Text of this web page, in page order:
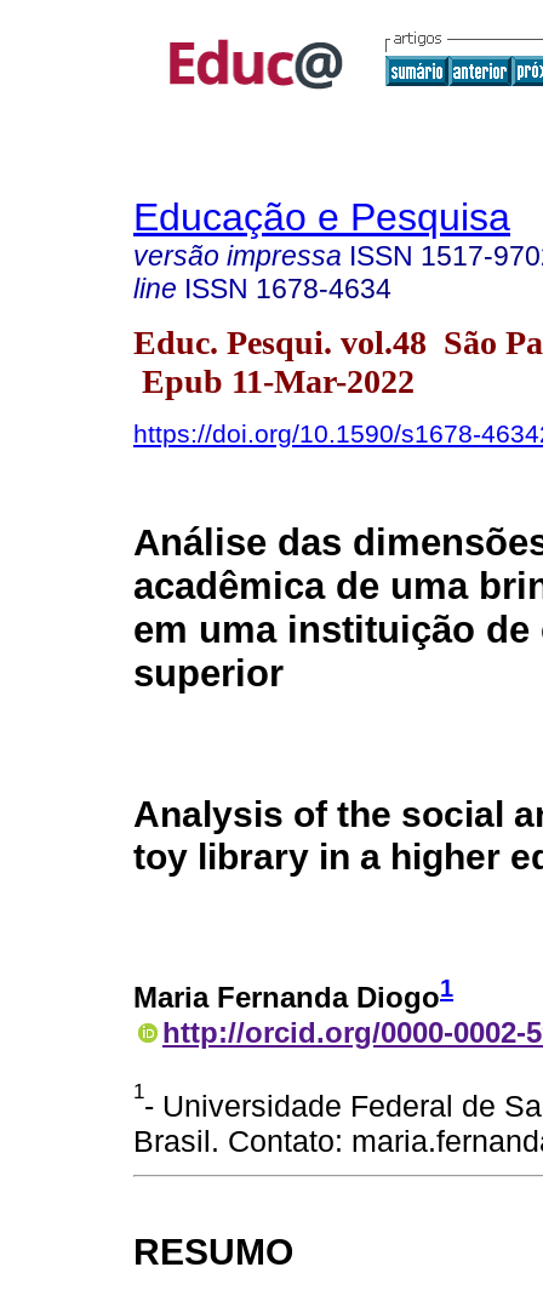
Educação e Pesquisa
versão impressa ISSN 1517-
line ISSN 1678-4634
Educ. Pesqui. vol.48 São
Epub 11-Mar-2022
https://doi.org/10.1590/s1678-
Análise das
acadêmica de uma
em uma instituição de
superior
Analysis of the social
toy library in a higher
Maria Fernanda Diogo1
http://orcid.org/0000-0002-
1- Universidade Federal de
Brasil. Contato:
RESUMO